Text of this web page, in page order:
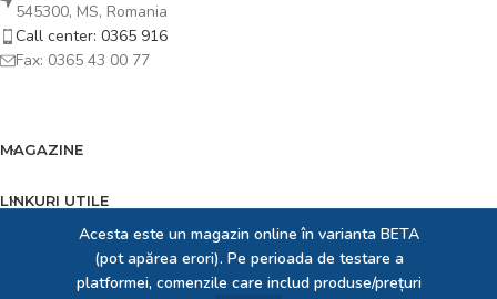
Acesta este un magazin online în varianta BETA
(pot apărea erori). Pe perioada de testare a
platformei, comenzile care includ produse/prețuri
545300, MS, Romania
Call center: 0365 916
Fax: 0365 43 00 77
MAGAZINE
LINKURI UTILE
FOOTER MENU
EXPERT IT SRL2023 creat deExpert Solution Developer SRL. Dedicați pentru prezența